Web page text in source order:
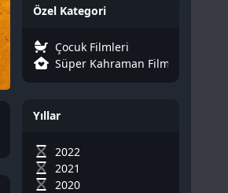
Özel Kategori
Çocuk Filmleri
Süper Kahraman Filmleri
Yıllar
2022
2021
2020